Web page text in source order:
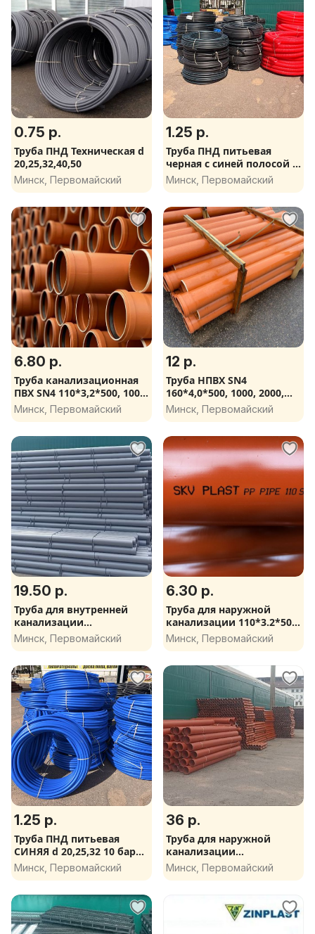
0.75 р.
Труба ПНД Техническая d
20,25,32,40,50
Минск, Первомайский
1.25 р.
Труба ПНД питьевая
черная с синей полосой d
20,25,32 10 бар бухта 100
м.п.
Минск, Первомайский
6.80 р.
Труба канализационная
ПВХ SN4 110*3,2*500, 1000,
2000, 3000 мм
Минск, Первомайский
12 р.
Труба НПВХ SN4
160*4,0*500, 1000, 2000,
3000 мм
Минск, Первомайский
19.50 р.
Труба для внутренней
канализации
110*2,2*3000 мм
Минск, Первомайский
6.30 р.
Труба для наружной
канализации 110*3.2*500,
1000, 2000, 3000 мм
Минск, Первомайский
1.25 р.
Труба ПНД питьевая
СИНЯЯ d 20,25,32 10 бар
бухта 100 м.п.
Минск, Первомайский
36 р.
Труба для наружной
канализации
200*5.2*1000, 2000, 3000
мм SN4
Минск, Первомайский